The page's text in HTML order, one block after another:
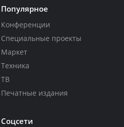
Популярное
Конференции
Специальные проекты
Маркет
Техника
ТВ
Печатные издания
Соцсети